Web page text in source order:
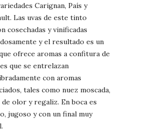
Carignan, País y
Las uvas de este tinto
cosechadas y vinificadas
y el resultado es un
ofrece aromas a confitura de
que se entrelazan
con aromas
tales como nuez moscada,
de olor y regaliz. En boca es
jugoso y con un final muy